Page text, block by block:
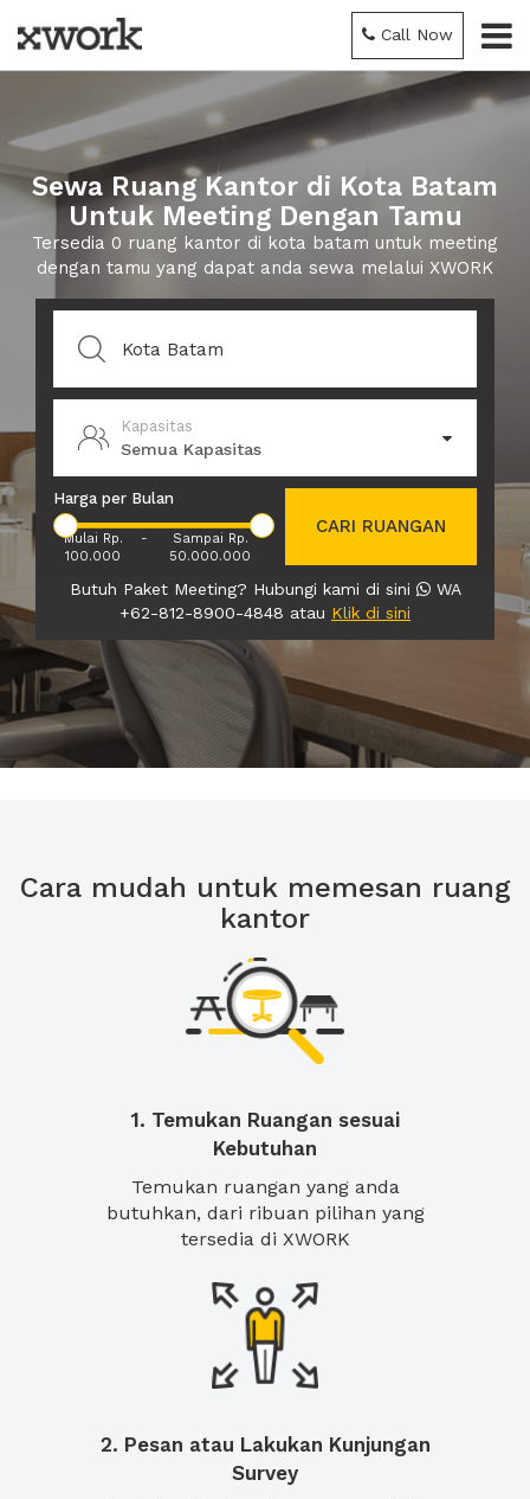
Call Now
Sewa Ruang Kantor di Kota Batam
Untuk Meeting Dengan Tamu
Tersedia 0 ruang kantor di kota batam untuk meeting
dengan tamu yang dapat anda sewa melalui XWORK
Kapasitas
Semua Kapasitas
Harga per Bulan
Mulai Rp.
100.000
-
Sampai Rp.
50.000.000
CARI RUANGAN
Butuh Paket Meeting? Hubungi kami di sini
WA
+62-812-8900-4848 atau Klik di sini
Cara mudah untuk memesan ruang
kantor
1. Temukan Ruangan sesuai
Kebutuhan
Temukan ruangan yang anda
butuhkan, dari ribuan pilihan yang
tersedia di XWORK
2. Pesan atau Lakukan Kunjungan
Survey